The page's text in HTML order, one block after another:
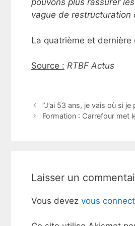
pouvons plus rassurer
vague de restructuration
La quatrième et
Source : RTBF Actus
“J’ai 53 ans, je vais où si
Formation : Carrefour met
Laisser un
Vous devez vous